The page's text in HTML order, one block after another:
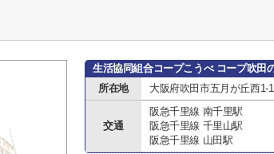
生活協同組合コープこうべ コープ吹田
所在地
大阪府吹田市五月が丘西1-1
交通
阪急千里線 南千里駅
阪急千里線 千里山駅
阪急千里線 山田駅